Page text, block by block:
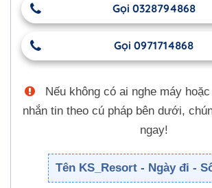
Gọi 0328794868
Gọi 0971714868
Nếu không có ai nghe máy
nhắn tin theo cú pháp bên dưới,
ngay!
Tên KS_Resort - Ngày đi -